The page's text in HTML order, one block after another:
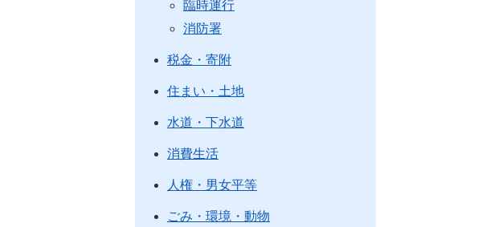
臨時運行
消防署
税金・寄附
住まい・土地
水道・下水道
消費生活
人権・男女平等
ごみ・環境・動物